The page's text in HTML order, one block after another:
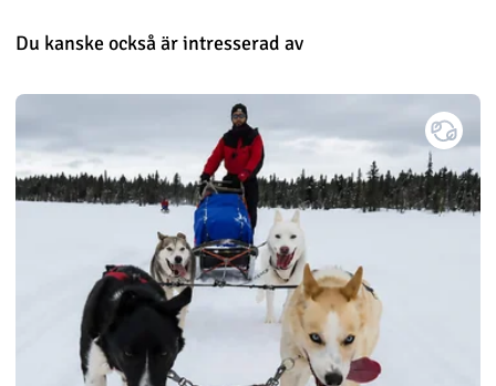
Du kanske också är intresserad av